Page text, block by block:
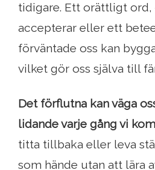
tidigare. Ett orättligt
accepterar eller ett
förväntade oss kan
vilket gör oss själva till
Det förflutna kan väga
lidande varje gång vi
titta tillbaka eller leva
som hände utan att lära